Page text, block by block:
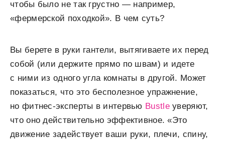
чтобы было не так грустно — например,
«фермерской походкой». В чем суть?
Вы берете в руки гантели, вытягиваете их перед
собой (или держите прямо по швам) и идете
с ними из одного угла комнаты в другой. Может
показаться, что это бесполезное упражнение,
но фитнес-эксперты в интервью Bustleуверяют,
что оно действительно эффективное. «Это
движение задействует ваши руки, плечи, спину,